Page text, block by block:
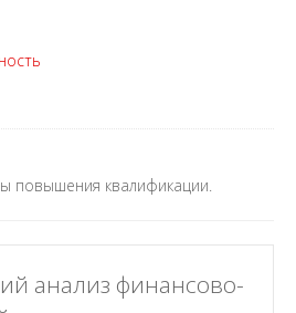
повышения квалификации.
анализ финансово-